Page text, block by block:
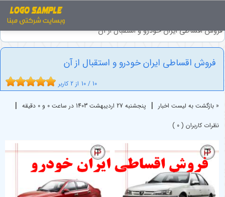
فروش اقساطی ایران خودرو و استقبال از آن
فروش اقساطی ایران خودرو و استقبال از آن
10 / 10 از 2 کاربر
« بازگشت به لیست اخبار | پنجشنبه 27 ارديبهشت 1403 در ساعت 0 و 0 دقیقه |
نظرات کاربران ( 0 )